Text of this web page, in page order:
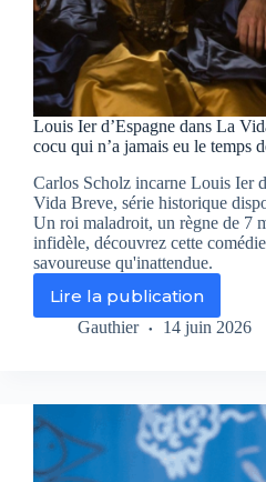
Louis Ier d’Espagne dans La
cocu qui n’a jamais eu le temps
Carlos Scholz incarne Louis Ier
Vida Breve, série historique
Un roi maladroit, un règne de 7
infidèle, découvrez cette
savoureuse qu'inattendue.
Lire la publication
Louis
Ier
Vida
Breve
Gauthier 14 juin 2026